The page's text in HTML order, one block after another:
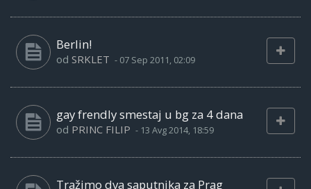
Berlin!
od SRKLET - 07 Sep 2011, 02:09
gay frendly smestaj u bg za 4 dana
od PRINC FILIP - 13 Avg 2014, 18:59
Tražimo dva saputnika za Prag